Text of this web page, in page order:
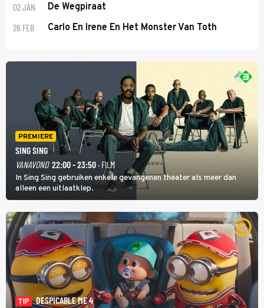
02 JAN De Wegpiraat
26 FEB Carlo En Irene En Het Monster Van Toth
PREMIERE
SING SING
VANAVOND 22:00 - 23:50· FILM
In Sing Sing gebruiken enkele gevangenen theater als meer dan
alleen een uitlaatklep.
TIP
DESPICABLE ME 4